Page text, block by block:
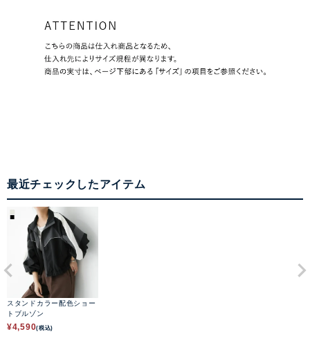
最近チェックしたアイテム
スタンドカラー配色ショー
トブルゾン
¥4,590(税込)